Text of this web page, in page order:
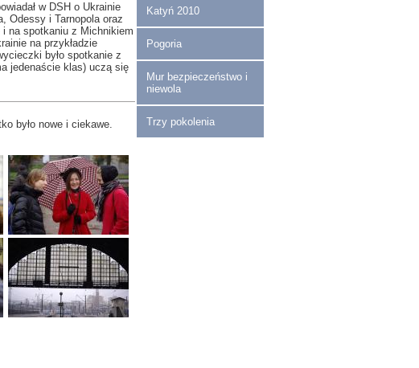
w DSH o Ukrainie
Odessy i Tarnopola oraz
na spotkaniu z Michnikiem
na przykładzie
było spotkanie z
jedenaście klas) uczą się
było nowe i ciekawe.
Katyń 2010
Pogoria
Mur bezpieczeństwo i
niewola
Trzy pokolenia